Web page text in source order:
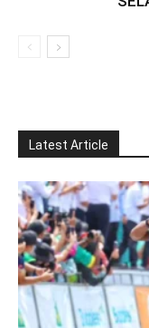
Latest Article